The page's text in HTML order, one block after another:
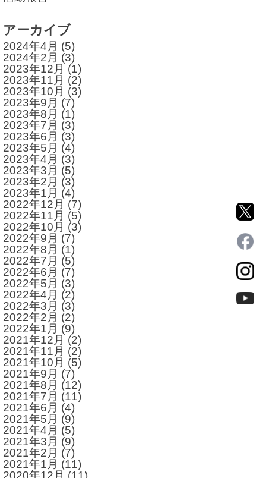
アーカイブ
2024年4月 (5)
2024年2月 (3)
2023年12月 (1)
2023年11月 (2)
2023年10月 (3)
2023年9月 (7)
2023年8月 (1)
2023年7月 (3)
2023年6月 (3)
2023年5月 (4)
2023年4月 (3)
2023年3月 (5)
2023年2月 (3)
2023年1月 (4)
2022年12月 (7)
2022年11月 (5)
2022年10月 (3)
2022年9月 (7)
2022年8月 (1)
2022年7月 (5)
2022年6月 (7)
2022年5月 (3)
2022年4月 (2)
2022年3月 (3)
2022年2月 (2)
2022年1月 (9)
2021年12月 (2)
2021年11月 (2)
2021年10月 (5)
2021年9月 (7)
2021年8月 (12)
2021年7月 (11)
2021年6月 (4)
2021年5月 (9)
2021年4月 (5)
2021年3月 (9)
2021年2月 (7)
2021年1月 (11)
2020年12月 (11)